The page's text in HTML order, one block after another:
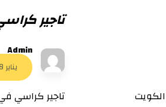
تاجير كراسي
Admin
يناير 8, 2024
تاجير كراسي